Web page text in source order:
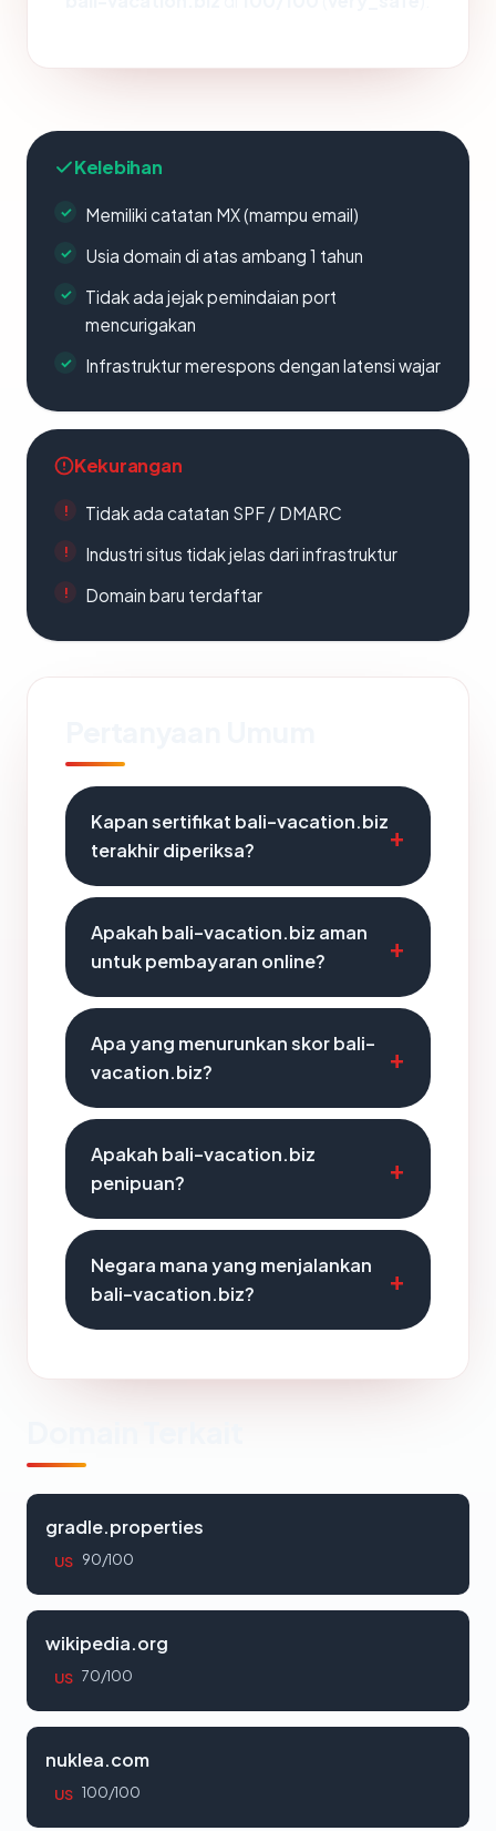
Kelebihan
Memiliki catatan MX (mampu email)
Usia domain di atas ambang 1 tahun
Tidak ada jejak pemindaian port
mencurigakan
Infrastruktur merespons dengan latensi wajar
Kekurangan
Tidak ada catatan SPF / DMARC
Industri situs tidak jelas dari infrastruktur
Domain baru terdaftar
Kapan sertifikat bali-vacation.biz
terakhir diperiksa?
Apakah bali-vacation.biz aman
untuk pembayaran online?
Apa yang menurunkan skor bali-
vacation.biz?
Apakah bali-vacation.biz
penipuan?
Negara mana yang menjalankan
bali-vacation.biz?
gradle.properties
US 90/100
wikipedia.org
US 70/100
nuklea.com
US 100/100